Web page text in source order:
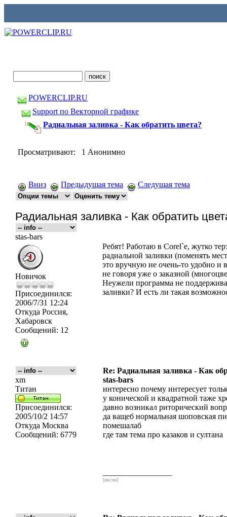
POWERCLIP.RU
Support по Векторной графике
Радиальная заливка - Как обратить цвета?
Просматривают: 1 Анонимно
Вниз Предыдущая тема Следущая тема
Радиальная заливка - Как обратить
stas-bars
Новичок
Присоединился:
2006/7/31 12:24
Откуда Россия,
Хабаровск
Сообщений: 12
Ребят! Работаю в Corel`e, жутко
радиальной заливки (поменять
это вручную не очень-то удобно и
не говоря уже о заказной
Неужели программа не
заливки? И есть ли такая
Re: Радиальная заливка - Как
xm
Титан
Присоединился:
2005/10/2 14:57
Откуда Москва
Сообщений: 6779
stas-bars
интересно почему интересует
у конической и квадратной таже
давно возникал риторический
да ващеб нормальная шоповская
помешалаб
где там тема про казаков и султана
[икс́эм]